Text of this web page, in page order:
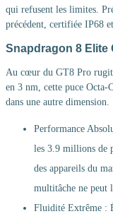
qui refusent les limites.
précédent, certifiée IP68
Snapdragon 8 Elite
Au cœur du GT8 Pro rugit
en 3 nm, cette puce Octa-
dans une autre dimension.
Performance
les 3.9 millions de
des appareils du
multitâche ne peut
Fluidité Extrême :